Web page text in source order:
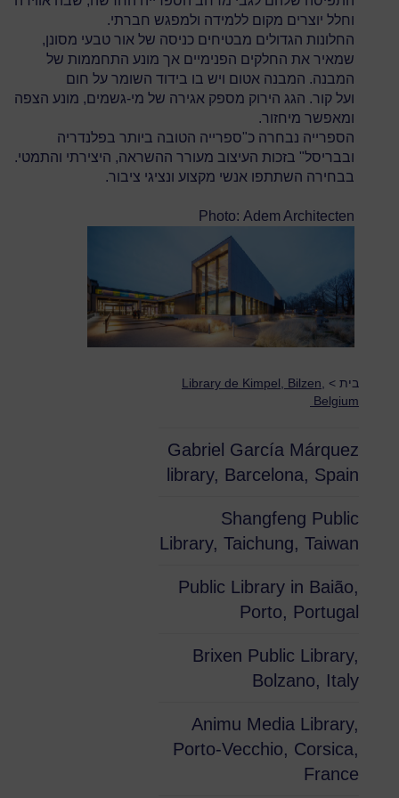
וחלל יוצרים מקום ללמידה ולמפגש חברתי.
החלונות הגדולים מבטיחים כניסה של אור טבעי מסונן,
שמאיר את החלקים הפנימיים אך מונע התחממות של
המבנה. המבנה אטום ויש בו בידוד השומר על חום
ועל קור. הגג הירוק מספק אגירה של מי-גשמים, מונע הצפה
ומאפשר מיחזור.
הספרייה נבחרה כ"ספרייה הטובה ביותר בפלנדריה
ובבריסל" בזכות העיצוב מעורר ההשראה, היצירתי והתמטי.
בבחירה השתתפו אנשי מקצוע ונציגי ציבור.
Photo: Adem Architecten
בית >
Library de Kimpel, Bilzen,
Belgium
Gabriel García Márquez
library, Barcelona, Spain
Shangfeng Public
Library, Taichung, Taiwan
Public Library in Baião,
Porto, Portugal
Brixen Public Library,
Bolzano, Italy
Animu Media Library,
Porto-Vecchio, Corsica,
France